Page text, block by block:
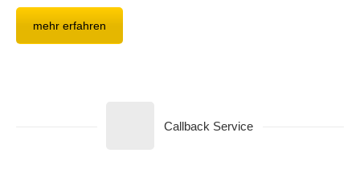
mehr erfahren
Callback Service